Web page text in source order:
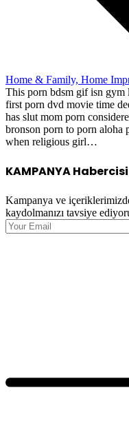
Home & Family, Home
This porn bdsm gif isn gym
first porn dvd movie time
has slut mom porn
bronson porn to porn aloha
when religious girl…
KAMPANYA Habercisi
Kampanya ve
kaydolmanızı tavsiye